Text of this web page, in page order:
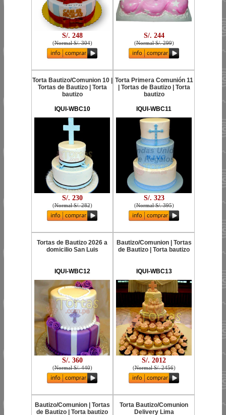
S/. 248
(Normal S/. 304)
S/. 244
(Normal S/. 299)
Torta Bautizo/Comunion 10 |
Tortas de Bautizo | Torta
bautizo
IQUI-WBC10
S/. 230
(Normal S/. 282)
Torta Primera Comunión 11
| Tortas de Bautizo | Torta
bautizo
IQUI-WBC11
S/. 323
(Normal S/. 395)
Tortas de Bautizo 2026 a
domicilio San Luis
IQUI-WBC12
S/. 360
(Normal S/. 440)
Bautizo/Comunion | Tortas
de Bautizo | Torta bautizo
IQUI-WBC13
S/. 2012
(Normal S/. 2456)
Bautizo/Comunion | Tortas
de Bautizo | Torta bautizo
Torta Bautizo/Comunion
Delivery Lima